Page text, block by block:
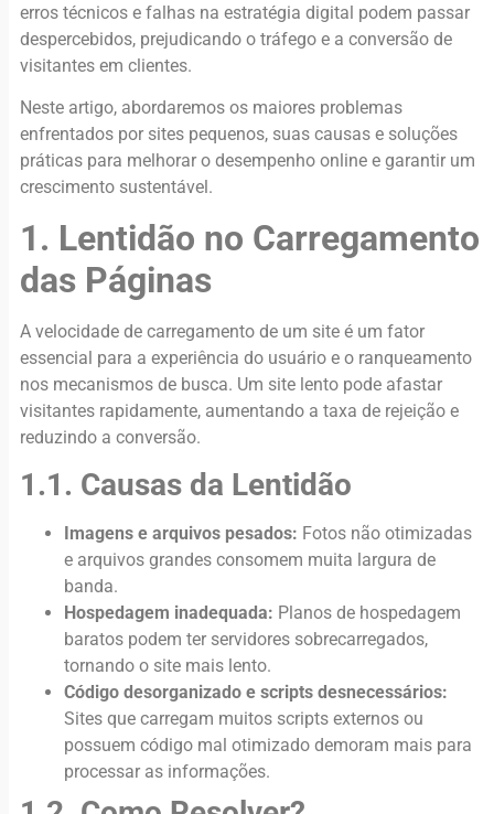
erros técnicos e falhas na estratégia digital podem passar
despercebidos, prejudicando o tráfego e a conversão de
visitantes em clientes.
Neste artigo, abordaremos os maiores problemas
enfrentados por sites pequenos, suas causas e soluções
práticas para melhorar o desempenho online e garantir um
crescimento sustentável.
1. Lentidão no Carregamento
das Páginas
A velocidade de carregamento de um site é um fator
essencial para a experiência do usuário e o ranqueamento
nos mecanismos de busca. Um site lento pode afastar
visitantes rapidamente, aumentando a taxa de rejeição e
reduzindo a conversão.
1.1. Causas da Lentidão
Imagens e arquivos pesados: Fotos não otimizadas
e arquivos grandes consomem muita largura de
banda.
Hospedagem inadequada: Planos de hospedagem
baratos podem ter servidores sobrecarregados,
tornando o site mais lento.
Código desorganizado e scripts desnecessários:
Sites que carregam muitos scripts externos ou
possuem código mal otimizado demoram mais para
processar as informações.